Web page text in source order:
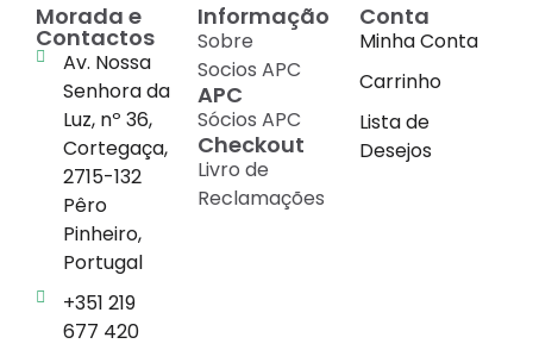
Morada e
Contactos
Av. Nossa
Senhora da
Luz, nº 36,
Cortegaça,
2715-132
Pêro
Pinheiro,
Portugal
+351 219
677 420
Informação
Sobre
Socios APC
APC
Sócios APC
Checkout
Livro de
Reclamações
Conta
Minha Conta
Carrinho
Lista de
Desejos